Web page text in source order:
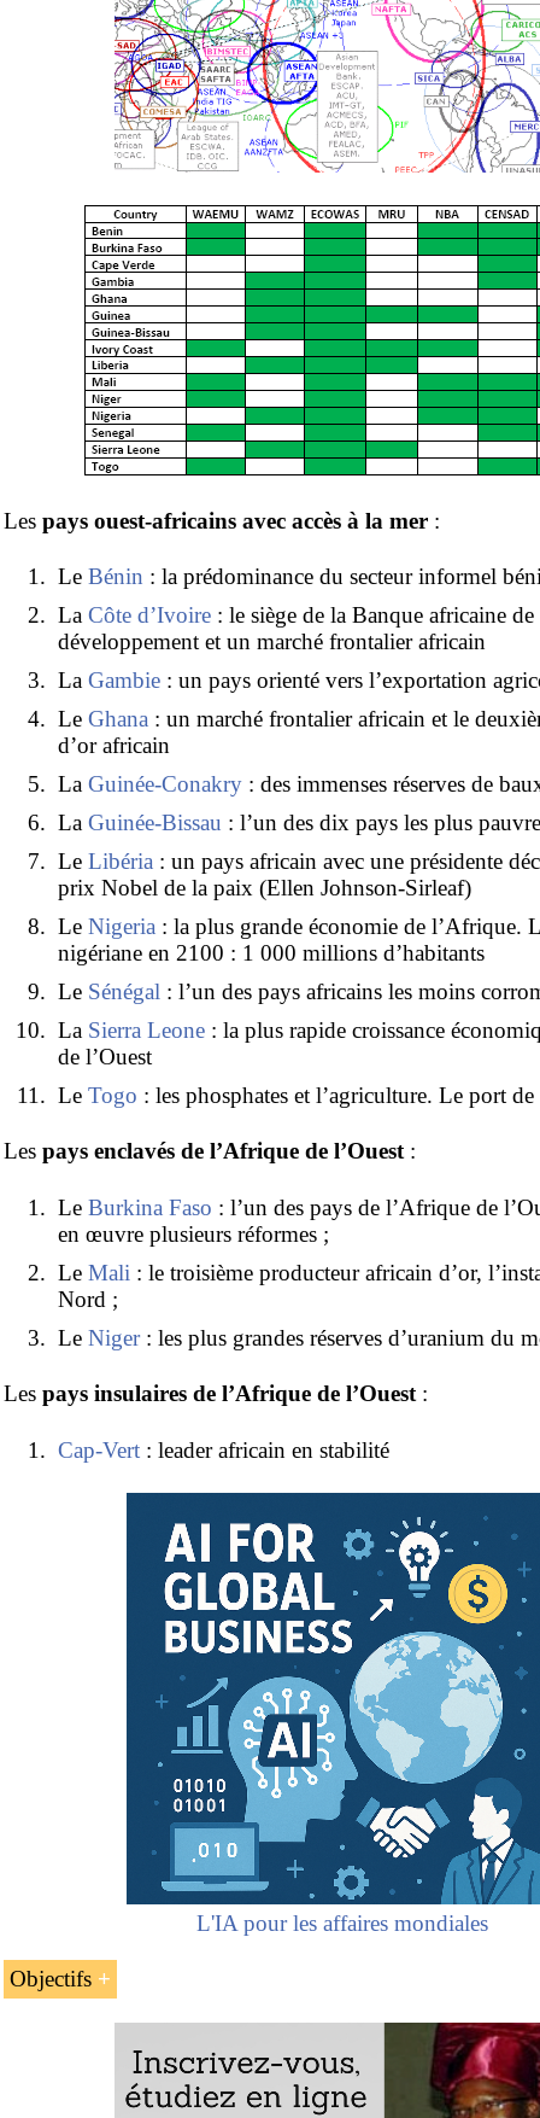
Les pays ouest-africains avec accès à la mer :
Le Bénin : la prédominance du secteur informel
La Côte d’Ivoire : le siège de la Banque africaine de
développement et un marché frontalier africain
La Gambie : un pays orienté vers l’exportation
Le Ghana : un marché frontalier africain et le
d’or africain
La Guinée-Conakry : des immenses réserves de
La Guinée-Bissau : l’un des dix pays les plus
Le Libéria : un pays africain avec une présidente
prix Nobel de la paix (Ellen Johnson-Sirleaf)
Le Nigeria : la plus grande économie de l’Afrique.
nigériane en 2100 : 1 000 millions d’habitants
Le Sénégal : l’un des pays africains les moins
La Sierra Leone : la plus rapide croissance
de l’Ouest
Le Togo : les phosphates et l’agriculture. Le port
Les pays enclavés de l’Afrique de l’Ouest:
Le Burkina Faso : l’un des pays de l’Afrique de
en œuvre plusieurs réformes ;
Le Mali : le troisième producteur africain d’or,
Nord ;
Le Niger: les plus grandes réserves d’uranium du
Les pays insulaires de l’Afrique de l’Ouest :
Cap-Vert : leader africain en stabilité
L'IA pour les affaires mondiales
Objectifs
Les buts du module « faire des affaires en Afrique de
Apprendre à faire des affaires dans les pays de